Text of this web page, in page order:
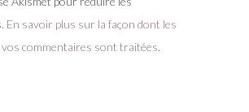
En savoir plus sur la façon dont les
vos commentaires sont traitées.